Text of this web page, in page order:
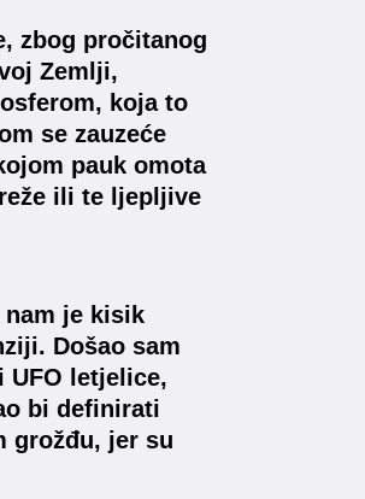
zbog pročitanog
Zemlji,
koja to
se zauzeće
pauk omota
ili te ljepljive
nam je kisik
Došao sam
letjelice,
bi definirati
grožđu, jer su